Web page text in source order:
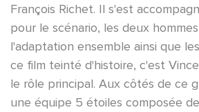
François Richet. Il s'est
pour le scénario, les deux
l'adaptation ensemble ainsi que
ce film teinté d'histoire, c'est
le rôle principal. Aux côtés de ce
une équipe 5 étoiles composée